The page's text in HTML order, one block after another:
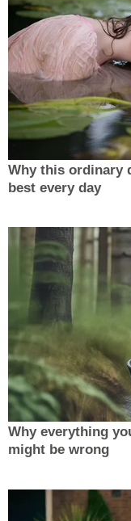
Why this ordinary
best every day
Why everything
might be wrong